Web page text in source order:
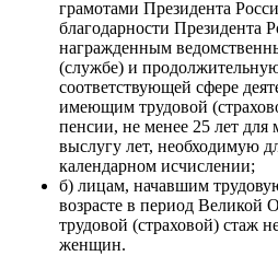
грамотами Президента
благодарности Президента
награжденным
(службе) и
соответствующей сфере
имеющим трудовой
пенсии, не менее 25 лет
выслугу лет, необходимую
календарном исчислении;
б) лицам, начавшим
возрасте в период
трудовой (страховой) стаж
женщин.